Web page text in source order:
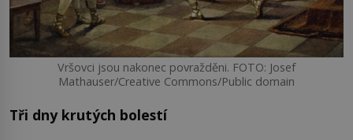
Vršovci jsou nakonec povražděni. FOTO: Josef
Mathauser/Creative Commons/Public domain
Tři dny krutých bolestí